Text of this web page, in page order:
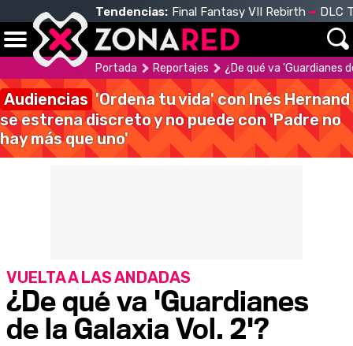
Tendencias: Final Fantasy VII Rebirth DLC
Portada Reportajes ¿De qué va 'Guardianes
Audiencias 'Ordena tu vida' con Inés Hernand
se estrena discreto y no puede con 'Padre no
hay más que uno'
¿De qué va 'Guardianes
de la Galaxia Vol. 2'?
VUELTA A LAS ANDADAS